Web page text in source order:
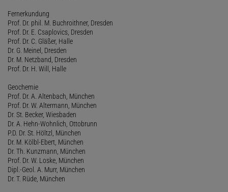
Fernerkundung
Prof. Dr. phil. M. Buchroithner, Dresden
Prof. Dr. E. Csaplovics, Dresden
Prof. Dr. C. Gläßer, Halle
Dr. G. Meinel, Dresden
Dr. M. Netzband, Dresden
Prof. Dr. H. Will, Halle
Geochemie
Prof. Dr. A. Altenbach, München
Prof. Dr. W. Altermann, München
Dr. St. Becker, Wiesbaden
Dr. A. Hehn-Wohnlich, Ottobrunn
P.D. Dr. St. Höltzl, München
Dr. M. Kölbl-Ebert, München
Dr. Th. Kunzmann, München
Prof. Dr. W. Loske, München
Dipl.-Geol. A. Murr, München
Dr. T. Rüde, München